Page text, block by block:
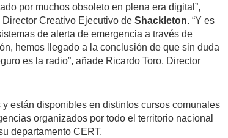
por muchos obsoleto en plena era digital”,
Director Creativo Ejecutivo deShackleton. “Y es
de alerta de emergencia a través de
hemos llegado a la conclusión de que sin duda
es la radio”, añade Ricardo Toro, Director
y están disponibles en distintos cursos comunales
organizados por todo el territorio nacional
departamento CERT.